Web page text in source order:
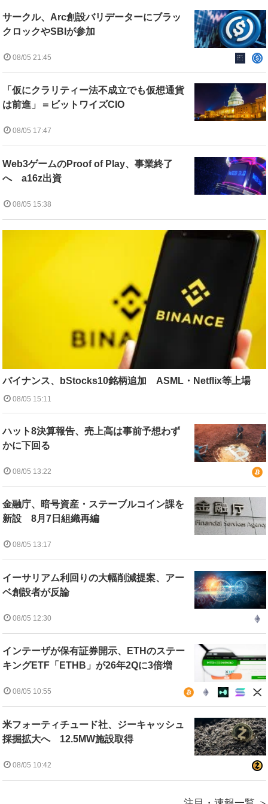
サークル、Arc創設バリデーターにブラッ
クロックやSBIが参加
08/05 21:45
「仮にクラリティー法不成立でも仮想通貨
は前進」＝ビットワイズCIO
08/05 17:47
Web3ゲームのProof of Play、事業終了
へ a16z出資
08/05 15:38
バイナンス、bStocks10銘柄追加 ASML・Netflix等上場
08/05 15:11
ハット8決算報告、売上高は事前予想わず
かに下回る
08/05 13:22
金融庁、暗号資産・ステーブルコイン課を
新設 8月7日組織再編
08/05 13:17
イーサリアム利回りの大幅削減提案、アー
ベ創設者が反論
08/05 12:30
インテーザが保有証券開示、ETHのステー
キングETF「ETHB」が26年2Qに3倍増
08/05 10:55
米フォーティチュード社、ジーキャッシュ
採掘拡大へ 12.5MW施設取得
08/05 10:42